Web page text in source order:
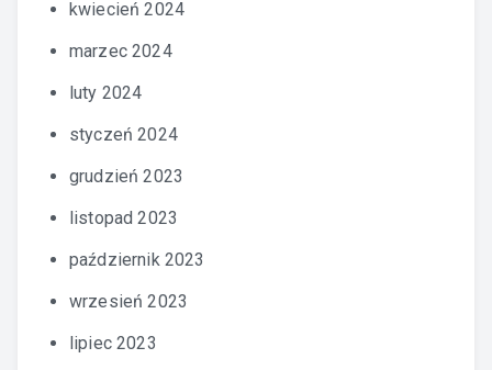
kwiecień 2024
marzec 2024
luty 2024
styczeń 2024
grudzień 2023
listopad 2023
październik 2023
wrzesień 2023
lipiec 2023